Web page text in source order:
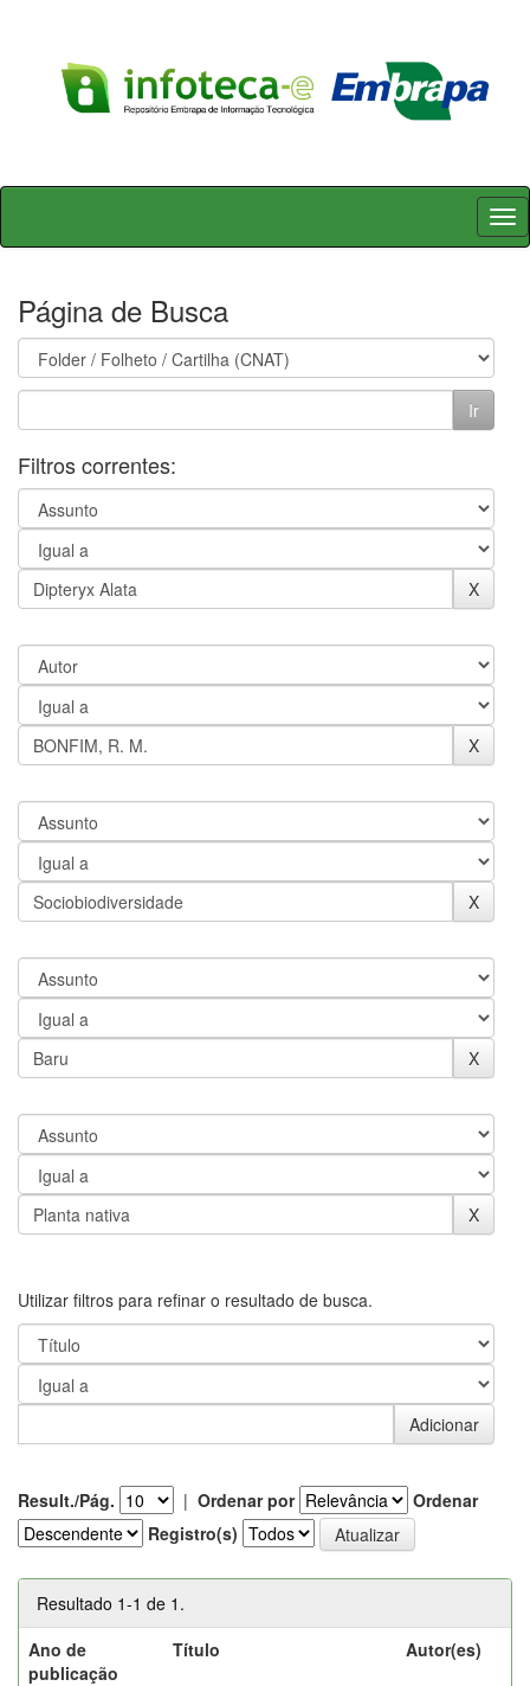
Skip
Página de Busca
Filtros correntes:
Utilizar filtros para refinar o resultado de busca.
Result./Pág. | Ordenar por
Ordenar
Registro(s)
Resultado 1-1 de 1.
Ano de
publicação
Título Autor(es)